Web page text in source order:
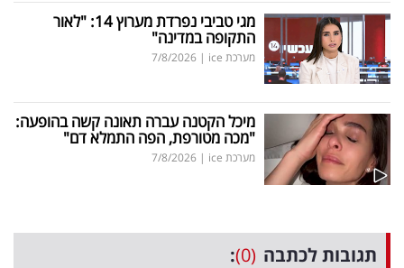
מגי טביבי נפרדת מערוץ 14: "לאור
התקופה במדינה"
מערכת ice |
7/8/2026
מיכל הקטנה עברה תאונה קשה בהופעה:
"מכה מטורפת, הפה התמלא דם"
מערכת ice |
7/8/2026
תגובות לכתבה (0)
: